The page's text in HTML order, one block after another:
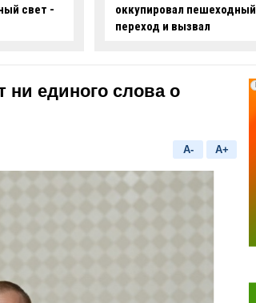
ряде улиц Баку ограничат
движение
ни единого слова о
A- A+